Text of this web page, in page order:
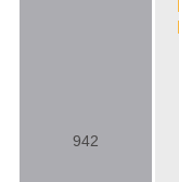
942